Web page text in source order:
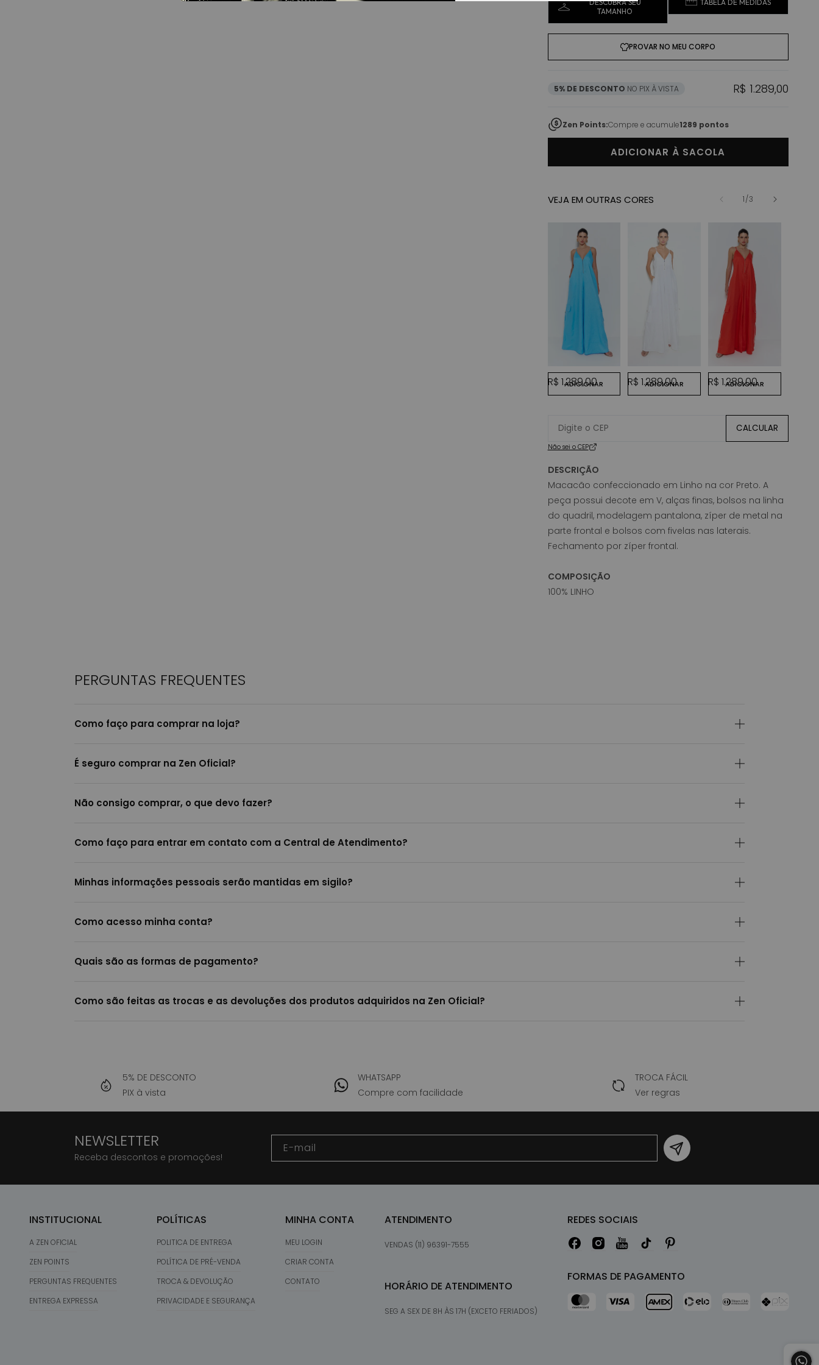
DESCUBRA SEU
TAMANHO
TABELA DE MEDIDAS
PROVAR NO MEU CORPO
5% DE DESCONTO NO PIX À VISTA Preço normal
R$ 1.289,00
Zen Points:Compre e acumule1289 pontos
ADICIONAR À SACOLA
VEJA EM OUTRAS CORES 1/de
3
AZUL OCEANO
Preço normal
R$ 1.289,00
ADICIONAR BRANCO
Preço normal
R$ 1.289,00
ADICIONAR CORAL
Preço normal
R$ 1.289,00
ADICIONAR
CALCULAR
Não sei o CEP
DESCRIÇÃO
Macacão confeccionado em Linho na cor Preto. A
peça possui decote em V, alças finas, bolsos na linha
do quadril, modelagem pantalona, zíper de metal na
parte frontal e bolsos com fivelas nas laterais.
Fechamento por zíper frontal.
COMPOSIÇÃO
100% LINHO
PERGUNTAS FREQUENTES
Como faço para comprar na loja?
É seguro comprar na Zen Oficial?
Não consigo comprar, o que devo fazer?
Como faço para entrar em contato com a Central de Atendimento?
Minhas informações pessoais serão mantidas em sigilo?
Como acesso minha conta?
Quais são as formas de pagamento?
Como são feitas as trocas e as devoluções dos produtos adquiridos na Zen Oficial?
5% DE DESCONTO
PIX à vista
WHATSAPP
Compre com facilidade
TROCA FÁCIL
Ver regras
NEWSLETTER
Receba descontos e promoções!
E-mail
INSTITUCIONAL
A ZEN OFICIAL
ZEN POINTS
PERGUNTAS FREQUENTES
ENTREGA EXPRESSA
POLÍTICAS
POLITICA DE ENTREGA
POLÍTICA DE PRÉ-VENDA
TROCA & DEVOLUÇÃO
PRIVACIDADE E SEGURANÇA
MINHA CONTA
MEU LOGIN
CRIAR CONTA
CONTATO
ATENDIMENTO
VENDAS (11) 96391-7555
HORÁRIO DE ATENDIMENTO
SEG A SEX DE 8H ÀS 17H (EXCETO FERIADOS)
REDES SOCIAIS
FORMAS DE PAGAMENTO